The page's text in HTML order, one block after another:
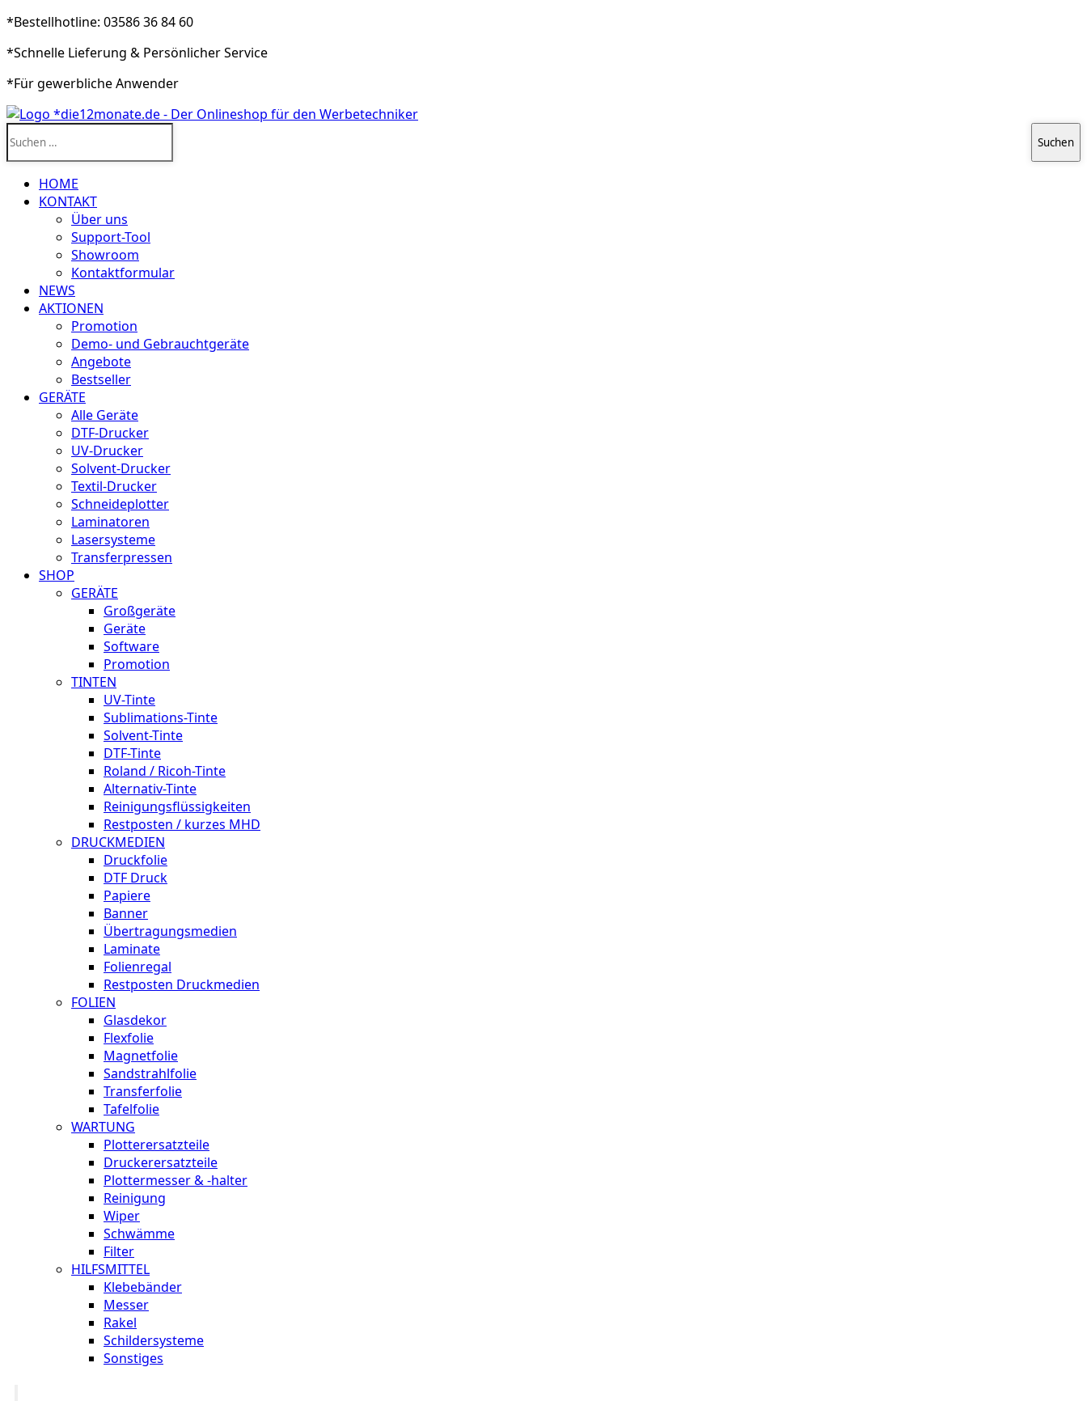
*Bestellhotline: 03586 36 84 60
*Schnelle Lieferung & Persönlicher Service
*Für gewerbliche Anwender
nach:
HOME
KONTAKT
Über uns
Support-Tool
Showroom
Kontaktformular
NEWS
AKTIONEN
Promotion
Demo- und Gebrauchtgeräte
Angebote
Bestseller
GERÄTE
Alle Geräte
DTF-Drucker
UV-Drucker
Solvent-Drucker
Textil-Drucker
Schneideplotter
Laminatoren
Lasersysteme
Transferpressen
SHOP
GERÄTE
Großgeräte
Geräte
Software
Promotion
TINTEN
UV-Tinte
Sublimations-Tinte
Solvent-Tinte
DTF-Tinte
Roland / Ricoh-Tinte
Alternativ-Tinte
Reinigungsflüssigkeiten
Restposten / kurzes MHD
DRUCKMEDIEN
Druckfolie
DTF Druck
Papiere
Banner
Übertragungsmedien
Laminate
Folienregal
Restposten Druckmedien
FOLIEN
Glasdekor
Flexfolie
Magnetfolie
Sandstrahlfolie
Transferfolie
Tafelfolie
WARTUNG
Plotterersatzteile
Druckerersatzteile
Plottermesser & -halter
Reinigung
Wiper
Schwämme
Filter
HILFSMITTEL
Klebebänder
Messer
Rakel
Schildersysteme
Sonstiges